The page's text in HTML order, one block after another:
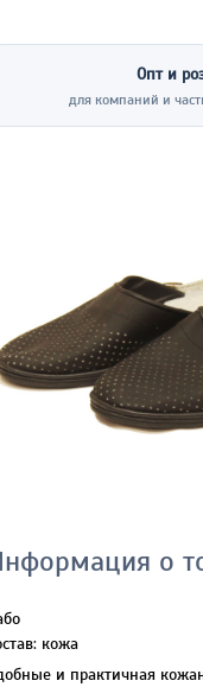
Опт и
для компаний и
о
кожа
и практичная